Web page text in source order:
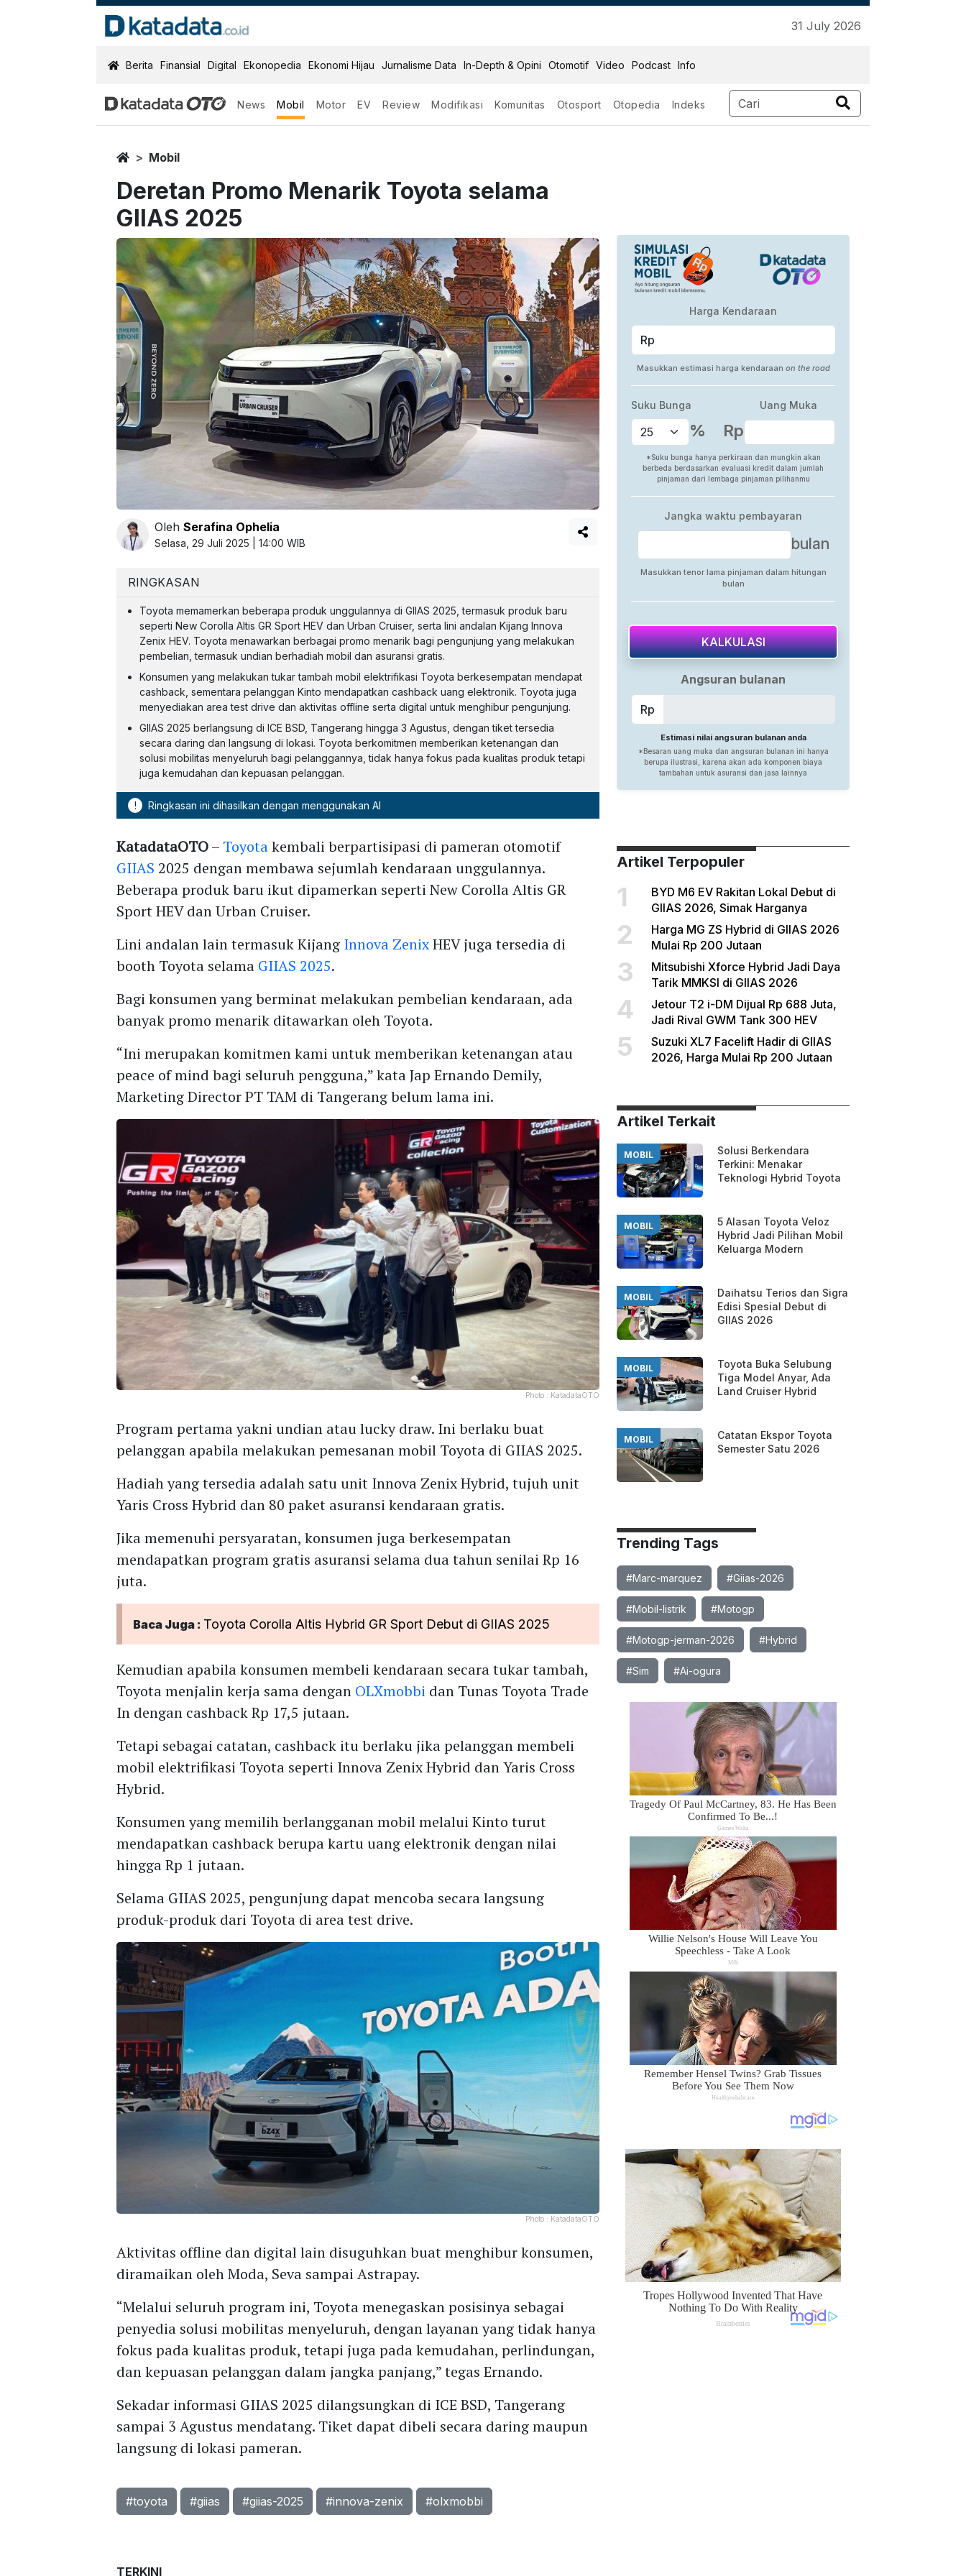
31 July 2026
KatadataOTO
Berita Finansial Digital Ekonopedia Ekonomi Hijau Jurnalisme Data In-Depth & Opini Otomotif Video Podcast Info
News Mobil Motor EV Review Modifikasi Komunitas Otosport Otopedia Indeks
HomeMobil
Deretan Promo Menarik Toyota selama
GIIAS 2025
OlehSerafina Ophelia
Selasa, 29 Juli 2025 | 14:00 WIB
RINGKASAN
Toyota memamerkan beberapa produk unggulannya di GIIAS 2025, termasuk produk baru
seperti New Corolla Altis GR Sport HEV dan Urban Cruiser, serta lini andalan Kijang Innova
Zenix HEV. Toyota menawarkan berbagai promo menarik bagi pengunjung yang melakukan
pembelian, termasuk undian berhadiah mobil dan asuransi gratis.
Konsumen yang melakukan tukar tambah mobil elektrifikasi Toyota berkesempatan mendapat
cashback, sementara pelanggan Kinto mendapatkan cashback uang elektronik. Toyota juga
menyediakan area test drive dan aktivitas offline serta digital untuk menghibur pengunjung.
GIIAS 2025 berlangsung di ICE BSD, Tangerang hingga 3 Agustus, dengan tiket tersedia
secara daring dan langsung di lokasi. Toyota berkomitmen memberikan ketenangan dan
solusi mobilitas menyeluruh bagi pelanggannya, tidak hanya fokus pada kualitas produk tetapi
juga kemudahan dan kepuasan pelanggan.
! Ringkasan ini dihasilkan dengan menggunakan AI
KatadataOTO– Toyotakembali berpartisipasi di pameran otomotif
GIIAS 2025 dengan membawa sejumlah kendaraan unggulannya.
Beberapa produk baru ikut dipamerkan seperti New Corolla Altis GR
Sport HEV dan Urban Cruiser.
Lini andalan lain termasuk Kijang Innova ZenixHEV juga tersedia di
booth Toyota selama GIIAS 2025.
Bagi konsumen yang berminat melakukan pembelian kendaraan, ada
banyak promo menarik ditawarkan oleh Toyota.
“Ini merupakan komitmen kami untuk memberikan ketenangan atau
peace of mind bagi seluruh pengguna,” kata Jap Ernando Demily,
Marketing Director PT TAM di Tangerang belum lama ini.
Photo : KatadataOTO
Program pertama yakni undian atau lucky draw. Ini berlaku buat
pelanggan apabila melakukan pemesanan mobil Toyota di GIIAS 2025.
Hadiah yang tersedia adalah satu unit Innova Zenix Hybrid, tujuh unit
Yaris Cross Hybrid dan 80 paket asuransi kendaraan gratis.
Jika memenuhi persyaratan, konsumen juga berkesempatan
mendapatkan program gratis asuransi selama dua tahun senilai Rp 16
juta.
Baca Juga : Toyota Corolla Altis Hybrid GR Sport Debut di GIIAS 2025
Kemudian apabila konsumen membeli kendaraan secara tukar tambah,
Toyota menjalin kerja sama dengan OLXmobbi dan Tunas Toyota Trade
In dengan cashback Rp 17,5 jutaan.
Tetapi sebagai catatan, cashback itu berlaku jika pelanggan membeli
mobil elektrifikasi Toyota seperti Innova Zenix Hybrid dan Yaris Cross
Hybrid.
Konsumen yang memilih berlangganan mobil melalui Kinto turut
mendapatkan cashback berupa kartu uang elektronik dengan nilai
hingga Rp 1 jutaan.
Selama GIIAS 2025, pengunjung dapat mencoba secara langsung
produk-produk dari Toyota di area test drive.
Photo : KatadataOTO
Aktivitas offline dan digital lain disuguhkan buat menghibur konsumen,
diramaikan oleh Moda, Seva sampai Astrapay.
“Melalui seluruh program ini, Toyota menegaskan posisinya sebagai
penyedia solusi mobilitas menyeluruh, dengan layanan yang tidak hanya
fokus pada kualitas produk, tetapi juga pada kemudahan, perlindungan,
dan kepuasan pelanggan dalam jangka panjang,” tegas Ernando.
Sekadar informasi GIIAS 2025 dilangsungkan di ICE BSD, Tangerang
sampai 3 Agustus mendatang. Tiket dapat dibeli secara daring maupun
langsung di lokasi pameran.
#toyota #giias #giias-2025 #innova-zenix #olxmobbi
Artikel Terpopuler
1
BYD M6 EV Rakitan Lokal Debut di
GIIAS 2026, Simak Harganya
2
Harga MG ZS Hybrid di GIIAS 2026
Mulai Rp 200 Jutaan
3
Mitsubishi Xforce Hybrid Jadi Daya
Tarik MMKSI di GIIAS 2026
4
Jetour T2 i-DM Dijual Rp 688 Juta,
Jadi Rival GWM Tank 300 HEV
5
Suzuki XL7 Facelift Hadir di GIIAS
2026, Harga Mulai Rp 200 Jutaan
Artikel Terkait
MOBIL
Solusi Berkendara
Terkini: Menakar
Teknologi Hybrid Toyota
MOBIL
5 Alasan Toyota Veloz
Hybrid Jadi Pilihan Mobil
Keluarga Modern
MOBIL
Daihatsu Terios dan Sigra
Edisi Spesial Debut di
GIIAS 2026
MOBIL
Toyota Buka Selubung
Tiga Model Anyar, Ada
Land Cruiser Hybrid
MOBIL
Catatan Ekspor Toyota
Semester Satu 2026
Trending Tags
#Marc-marquez #Giias-2026
#Mobil-listrik #Motogp
#Motogp-jerman-2026 #Hybrid
#Sim #Ai-ogura
TERKINI